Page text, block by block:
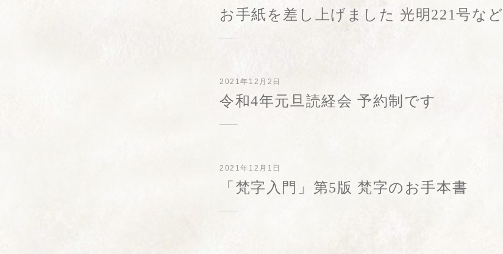
お手紙を差し上げました 光明221号など
2021年12月2日
令和4年元旦読経会 予約制です
2021年12月1日
「梵字入門」第5版 梵字のお手本書